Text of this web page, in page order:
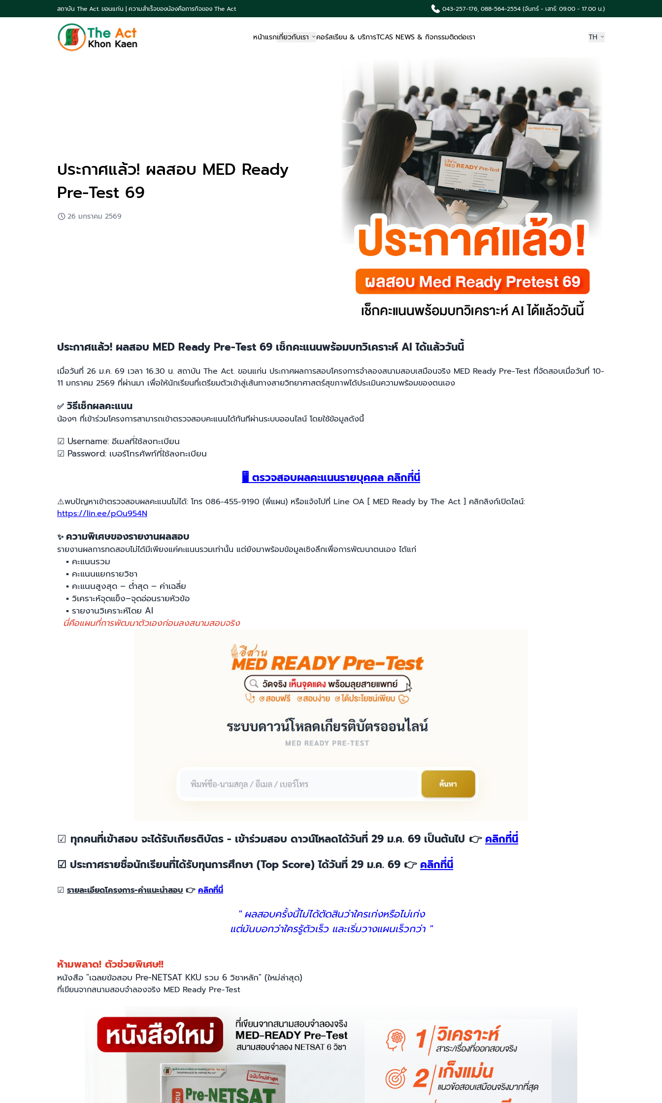
สถาบัน The Act. ขอนแก่น | ความสำเร็จของน้องคือภารกิจของ The Act 043-257-176, 088-564-2554 (จันทร์ - เสาร์: 09.00 - 17.00 น.)
หน้าแรกเกี่ยวกับเรา คอร์สเรียน & บริการTCAS NEWS & กิจกรรมติดต่อเรา TH
ประกาศแล้ว! ผลสอบ MED Ready
Pre-Test 69
26 มกราคม 2569
ประกาศแล้ว! ผลสอบ MED Ready Pre-Test 69 เช็กคะแนนพร้อมบทวิเคราะห์ AI ได้แล้ววันนี้
เมื่อวันที่ 26 ม.ค. 69 เวลา 16.30 น. สถาบัน The Act. ขอนแก่น ประกาศผลการสอบโครงการจำลองสนามสอบเสมือนจริง MED Ready Pre-Test ที่จัดสอบเมื่อวันที่ 10-
11 มกราคม 2569 ที่ผ่านมา เพื่อให้นักเรียนที่เตรียมตัวเข้าสู่เส้นทางสายวิทยาศาสตร์สุขภาพได้ประเมินความพร้อมของตนเอง
✅ วิธีเช็กผลคะแนน
น้องๆ ที่เข้าร่วมโครงการสามารถเข้าตรวจสอบคะแนนได้ทันทีผ่านระบบออนไลน์ โดยใช้ข้อมูลดังนี้
☑︎ Username: อีเมลที่ใช้ลงทะเบียน
☑︎ Password: เบอร์โทรศัพท์ที่ใช้ลงทะเบียน
🖥️ ตรวจสอบผลคะแนนรายบุคคล คลิกที่นี่
⚠️พบปัญหาเข้าตรวจสอบผลคะแนนไม่ได้: โทร 086-455-9190 (พี่แผน) หรือแจ้งไปที่ Line OA [ MED Ready by The Act ] คลิกลิงก์เปิดไลน์:
https://lin.ee/pOu954N
✨ความพิเศษของรายงานผลสอบ
รายงานผลการทดสอบไม่ได้มีเพียงแค่คะแนนรวมเท่านั้น แต่ยังมาพร้อมข้อมูลเชิงลึกเพื่อการพัฒนาตนเอง ได้แก่
▪︎ คะแนนรวม
▪︎ คะแนนแยกรายวิชา
▪︎ คะแนนสูงสุด – ต่ำสุด – ค่าเฉลี่ย
▪︎ วิเคราะห์จุดแข็ง–จุดอ่อนรายหัวข้อ
▪︎ รายงานวิเคราะห์โดย AI
นี่คือแผนที่การพัฒนาตัวเองก่อนลงสนามสอบจริง
☑︎ ทุกคนที่เข้าสอบ จะได้รับเกียรติบัตร - เข้าร่วมสอบ ดาวน์โหลดได้วันที่ 29 ม.ค. 69 เป็นต้นไป 👉 คลิกที่นี่
☑︎ ประกาศรายชื่อนักเรียนที่ได้รับทุนการศึกษา (Top Score) ได้วันที่ 29 ม.ค. 69 👉 คลิกที่นี่
☑︎ รายละเอียดโครงการ-คำแนะนำสอบ 👉 คลิกที่นี่
" ผลสอบครั้งนี้ไม่ได้ตัดสินว่าใครเก่งหรือไม่เก่ง
แต่มันบอกว่าใครรู้ตัวเร็ว และเริ่มวางแผนเร็วกว่า "
ห้ามพลาด! ตัวช่วยพิเศษ!!
หนังสือ "เฉลยข้อสอบ Pre-NETSAT KKU รวม 6 วิชาหลัก" (ใหม่ล่าสุด)
ที่เขียนจากสนามสอบจำลองจริง MED Ready Pre-Test